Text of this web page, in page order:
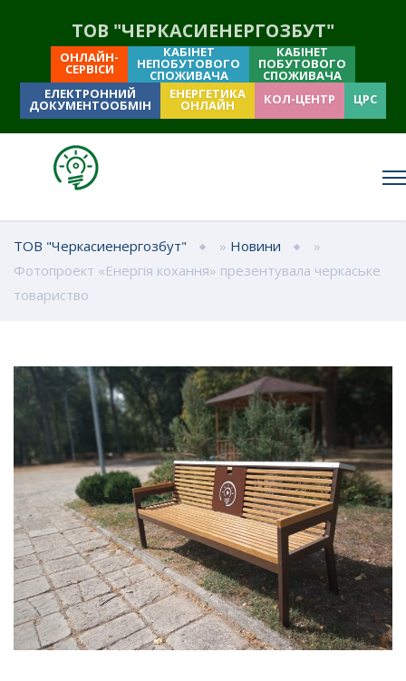
ТОВ "ЧЕРКАСИЕНЕРГОЗБУТ"
ОНЛАЙН-
СЕРВІСИ
КАБІНЕТ
НЕПОБУТОВОГО
СПОЖИВАЧА
КАБІНЕТ
ПОБУТОВОГО
СПОЖИВАЧА
ЕЛЕКТРОННИЙ
ДОКУМЕНТООБМІН
ЕНЕРГЕТИКА
ОНЛАЙН КОЛ-ЦЕНТР ЦРС
ТОВ "Черкасиенергозбут" » Новини
»
Фотопроект «Енергія кохання» презентувала черкаське
товариство